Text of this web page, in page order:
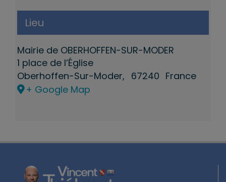
Lieu
Mairie de OBERHOFFEN-SUR-MODER
1 place de l’Église
Oberhoffen-Sur-Moder, 67240 France
+ Google Map